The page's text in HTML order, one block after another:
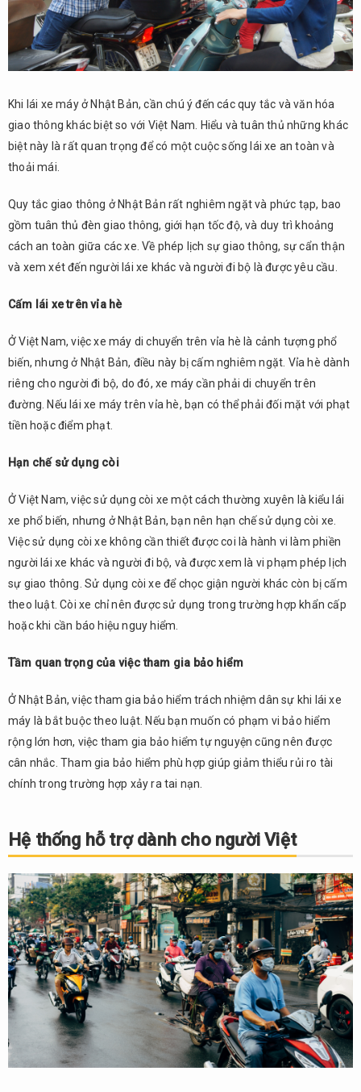
Khi lái xe máy ở Nhật Bản, cần chú ý đến các quy tắc và văn hóa
giao thông khác biệt so với Việt Nam. Hiểu và tuân thủ những khác
biệt này là rất quan trọng để có một cuộc sống lái xe an toàn và
thoải mái.
Quy tắc giao thông ở Nhật Bản rất nghiêm ngặt và phức tạp, bao
gồm tuân thủ đèn giao thông, giới hạn tốc độ, và duy trì khoảng
cách an toàn giữa các xe. Về phép lịch sự giao thông, sự cẩn thận
và xem xét đến người lái xe khác và người đi bộ là được yêu cầu.
Cấm lái xe trên vỉa hè
Ở Việt Nam, việc xe máy di chuyển trên vỉa hè là cảnh tượng phổ
biến, nhưng ở Nhật Bản, điều này bị cấm nghiêm ngặt. Vỉa hè dành
riêng cho người đi bộ, do đó, xe máy cần phải di chuyển trên
đường. Nếu lái xe máy trên vỉa hè, bạn có thể phải đối mặt với phạt
tiền hoặc điểm phạt.
Hạn chế sử dụng còi
Ở Việt Nam, việc sử dụng còi xe một cách thường xuyên là kiểu lái
xe phổ biến, nhưng ở Nhật Bản, bạn nên hạn chế sử dụng còi xe.
Việc sử dụng còi xe không cần thiết được coi là hành vi làm phiền
người lái xe khác và người đi bộ, và được xem là vi phạm phép lịch
sự giao thông. Sử dụng còi xe để chọc giận người khác còn bị cấm
theo luật. Còi xe chỉ nên được sử dụng trong trường hợp khẩn cấp
hoặc khi cần báo hiệu nguy hiểm.
Tầm quan trọng của việc tham gia bảo hiểm
Ở Nhật Bản, việc tham gia bảo hiểm trách nhiệm dân sự khi lái xe
máy là bắt buộc theo luật. Nếu bạn muốn có phạm vi bảo hiểm
rộng lớn hơn, việc tham gia bảo hiểm tự nguyện cũng nên được
cân nhắc. Tham gia bảo hiểm phù hợp giúp giảm thiểu rủi ro tài
chính trong trường hợp xảy ra tai nạn.
Hệ thống hỗ trợ dành cho người Việt